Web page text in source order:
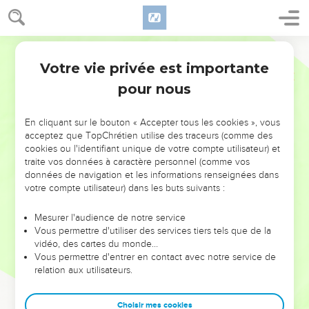
NE MANQUEZ PAS L’ÉVÉNEMENT
DE L’ANNÉE !
ET SI LEURS ERREURS POUVAIENT VOUS ÉVITER LES
VOTRES ?
leur foi ou leur vision. Mais on voit moins les doutes, les erreurs
et les saisons difficiles qu'ils ont traversés, alors même que ce
sont elles qui les ont façonnés.
Dans cette conférence, leaders, entrepreneurs, et responsables
clés pour avancer avec plus de sagesse afin que leurs erreurs
Votre vie privée est importante
pour nous
En cliquant sur le bouton « Accepter tous les cookies », vous
acceptez que TopChrétien utilise des traceurs (comme des
cookies ou l'identifiant unique de votre compte utilisateur) et
traite vos données à caractère personnel (comme vos
données de navigation et les informations renseignées dans
votre compte utilisateur) dans les buts suivants :
Mesurer l'audience de notre service
Vous permettre d'utiliser des services tiers tels que de la
vidéo, des cartes du monde…
Vous permettre d'entrer en contact avec notre service de
relation aux utilisateurs.
Choisir mes cookies